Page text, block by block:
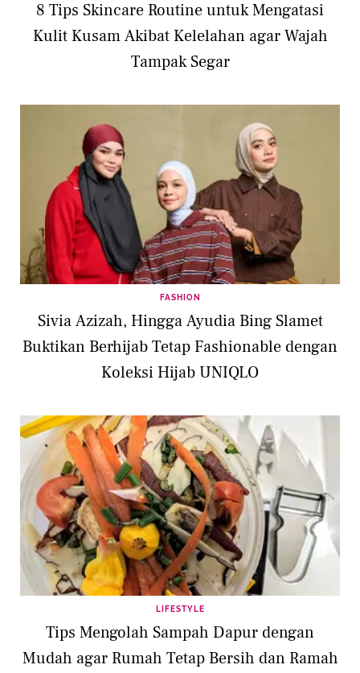
8 Tips Skincare Routine untuk Mengatasi
Kulit Kusam Akibat Kelelahan agar Wajah
Tampak Segar
FASHION
Sivia Azizah, Hingga Ayudia Bing Slamet
Buktikan Berhijab Tetap Fashionable dengan
Koleksi Hijab UNIQLO
LIFESTYLE
Tips Mengolah Sampah Dapur dengan
Mudah agar Rumah Tetap Bersih dan Ramah